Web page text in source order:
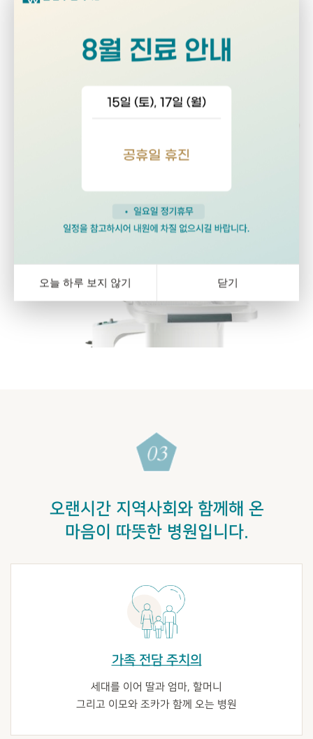
전문 장비와 시설 보기
오랜시간 지역사회와 함께해 온
마음이 따뜻한 병원입니다.
가족 전담 주치의
세대를 이어 딸과 엄마, 할머니
그리고 이모와 조카가 함께 오는 병원
오늘 하루 보지 않기 닫기